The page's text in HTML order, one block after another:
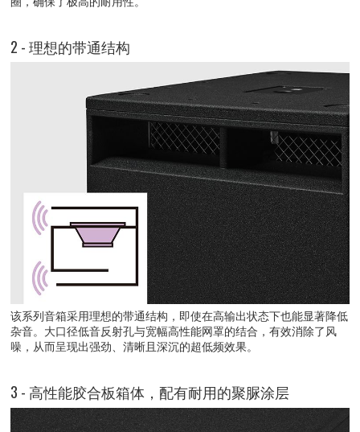
2 - 理想的带通结构
该系列音箱采用理想的带通结构，即使在高输出状态下也能显著降低
杂音。大口径低音反射孔与宽幅高性能网罩的结合，有效消除了风
噪，从而呈现出强劲、清晰且深沉的超低频效果。
3 - 高性能胶合板箱体，配有耐用的聚脲涂层